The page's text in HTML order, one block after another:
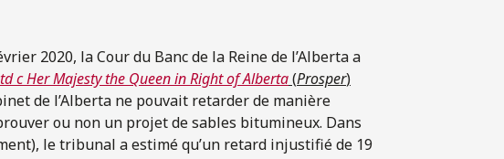
2020, la Cour du Banc de la Reine de l’Alberta a
c Her Majesty the Queen in Right of Alberta(Prosper)
de l’Alberta ne pouvait retarder de manière
ou non un projet de sables bitumineux. Dans
le tribunal a estimé qu’un retard injustifié de 19